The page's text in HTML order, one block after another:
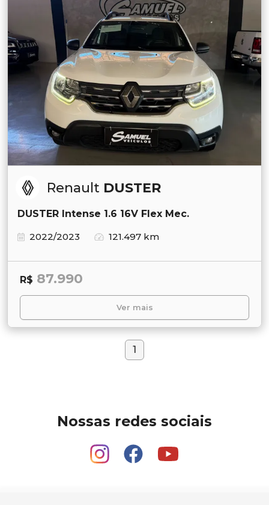
Renault DUSTER
DUSTER Intense 1.6 16V Flex Mec.
2022/2023
121.497 km
R$ 87.990
Ver mais
1
Nossas redes sociais